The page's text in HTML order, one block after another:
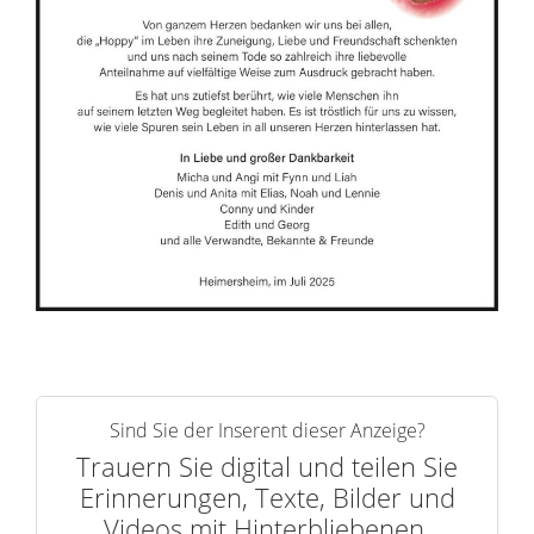
n
Sind Sie der Inserent dieser Anzeige?
Trauern Sie digital und teilen Sie
Erinnerungen, Texte, Bilder und